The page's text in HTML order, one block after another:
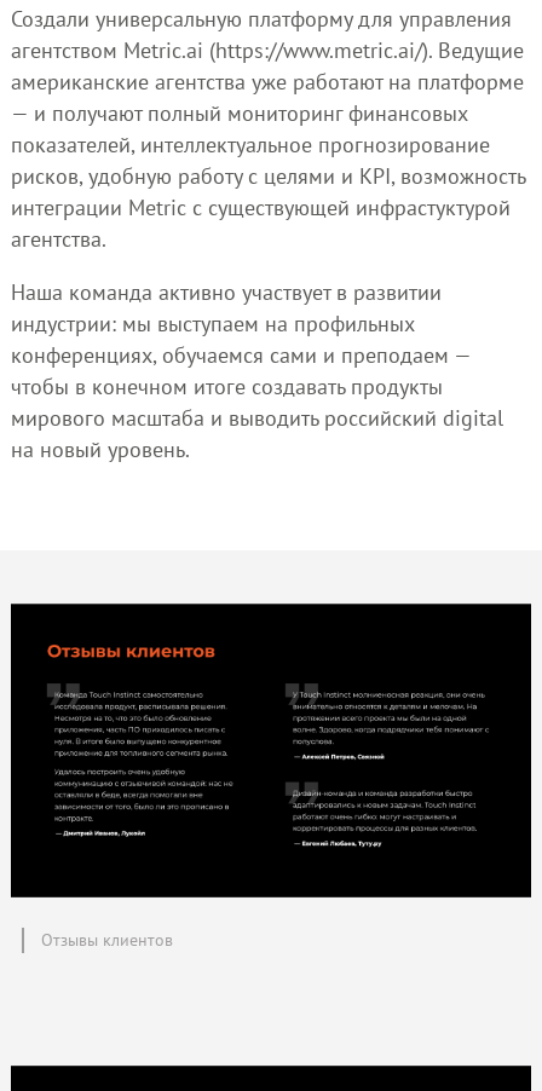
Создали универсальную платформу для управления
агентством Metric.ai (https://www.metric.ai/). Ведущие
американские агентства уже работают на платформе
— и получают полный мониторинг финансовых
показателей, интеллектуальное прогнозирование
рисков, удобную работу с целями и KPI, возможность
интеграции Metric с существующей инфрастуктурой
агентства.
Наша команда активно участвует в развитии
индустрии: мы выступаем на профильных
конференциях, обучаемся сами и преподаем —
чтобы в конечном итоге создавать продукты
мирового масштаба и выводить российский digital
на новый уровень.
Отзывы клиентов